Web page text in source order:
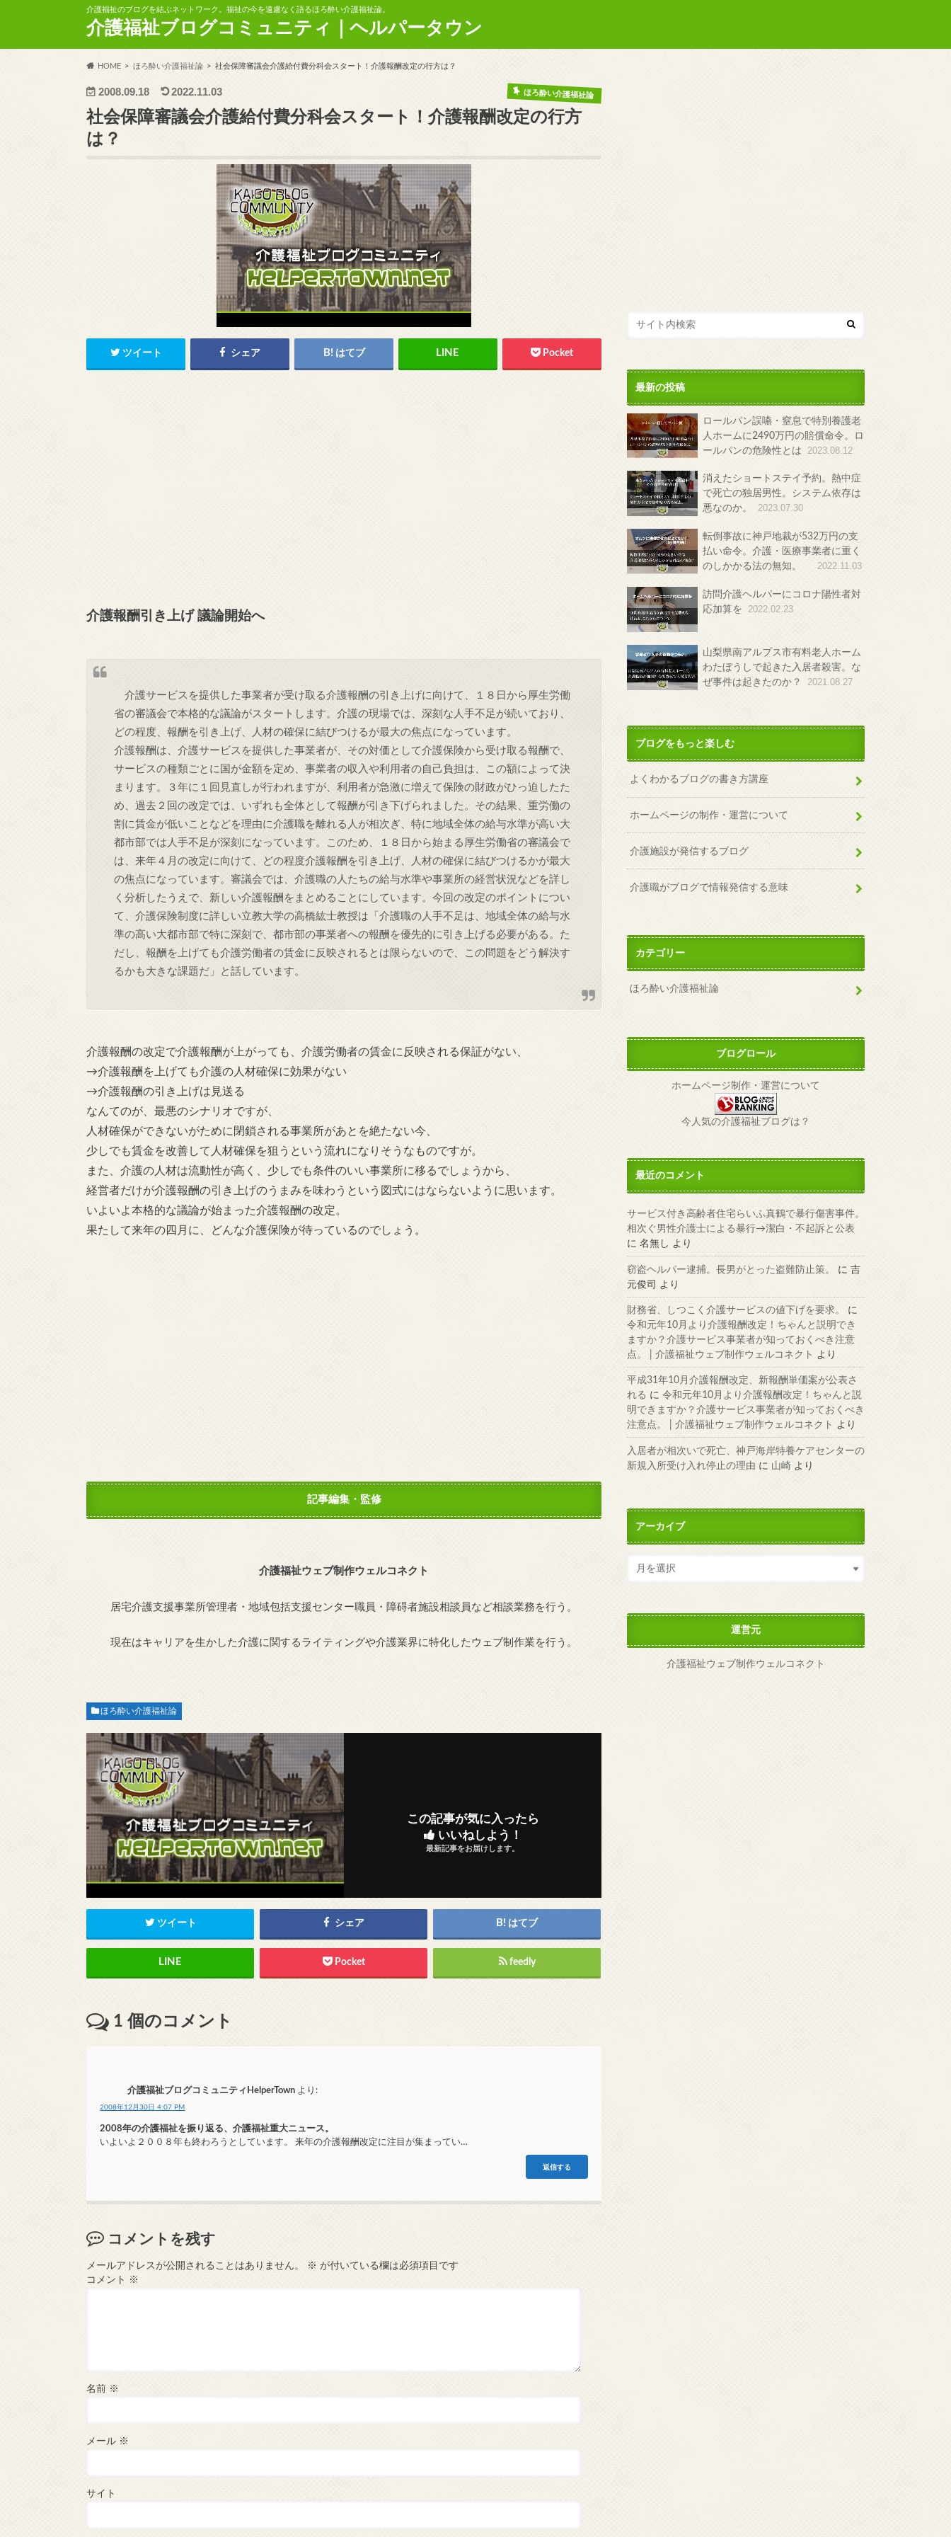
介護福祉のブログを結ぶネットワーク。福祉の今を遠慮なく語るほろ酔い介護福祉論。
介護福祉ブログコミュニティ｜ヘルパータウン
HOME ほろ酔い介護福祉論 社会保障審議会介護給付費分科会スタート！介護報酬改定の行方は？
2008.09.18 2022.11.03 ほろ酔い介護福祉論
社会保障審議会介護給付費分科会スタート！介護報酬改定の行方
は？
ツイート シェア はてブ Pocket
介護報酬引き上げ 議論開始へ
介護サービスを提供した事業者が受け取る介護報酬の引き上げに向けて、１８日から厚生労働
省の審議会で本格的な議論がスタートします。介護の現場では、深刻な人手不足が続いており、
どの程度、報酬を引き上げ、人材の確保に結びつけるが最大の焦点になっています。
介護報酬は、介護サービスを提供した事業者が、その対価として介護保険から受け取る報酬で、
サービスの種類ごとに国が金額を定め、事業者の収入や利用者の自己負担は、この額によって決
まります。３年に１回見直しが行われますが、利用者が急激に増えて保険の財政がひっ迫したた
め、過去２回の改定では、いずれも全体として報酬が引き下げられました。その結果、重労働の
割に賃金が低いことなどを理由に介護職を離れる人が相次ぎ、特に地域全体の給与水準が高い大
都市部では人手不足が深刻になっています。このため、１８日から始まる厚生労働省の審議会で
は、来年４月の改定に向けて、どの程度介護報酬を引き上げ、人材の確保に結びつけるかが最大
の焦点になっています。審議会では、介護職の人たちの給与水準や事業所の経営状況などを詳し
く分析したうえで、新しい介護報酬をまとめることにしています。今回の改定のポイントについ
て、介護保険制度に詳しい立教大学の高橋紘士教授は「介護職の人手不足は、地域全体の給与水
準の高い大都市部で特に深刻で、都市部の事業者への報酬を優先的に引き上げる必要がある。た
だし、報酬を上げても介護労働者の賃金に反映されるとは限らないので、この問題をどう解決す
るかも大きな課題だ」と話しています。
介護報酬の改定で介護報酬が上がっても、介護労働者の賃金に反映される保証がない、
→介護報酬を上げても介護の人材確保に効果がない
→介護報酬の引き上げは見送る
なんてのが、最悪のシナリオですが、
人材確保ができないがために閉鎖される事業所があとを絶たない今、
少しでも賃金を改善して人材確保を狙うという流れになりそうなものですが。
また、介護の人材は流動性が高く、少しでも条件のいい事業所に移るでしょうから、
経営者だけが介護報酬の引き上げのうまみを味わうという図式にはならないように思います。
いよいよ本格的な議論が始まった介護報酬の改定。
果たして来年の四月に、どんな介護保険が待っているのでしょう。
記事編集・監修
介護福祉ウェブ制作ウェルコネクト
居宅介護支援事業所管理者・地域包括支援センター職員・障碍者施設相談員など相談業務を行う。
現在はキャリアを生かした介護に関するライティングや介護業界に特化したウェブ制作業を行う。
ほろ酔い介護福祉論
この記事が気に入ったら
いいねしよう！
最新記事をお届けします。
ツイート シェア はてブ
Pocket feedly
1 個のコメント
介護福祉ブログコミュニティHelperTown より:
2008年12月30日 4:07 PM
2008年の介護福祉を振り返る、介護福祉重大ニュース。
いよいよ２００８年も終わろうとしています。 来年の介護報酬改定に注目が集まってい…
返信する
コメントを残す
メールアドレスが公開されることはありません。 ※ が付いている欄は必須項目です
コメント
※
名前 ※
メール ※
サイト
最新の投稿
ロールパン誤嚥・窒息で特別養護老
人ホームに2490万円の賠償命令。ロ
ールパンの危険性とは
2023.08.12
消えたショートステイ予約。熱中症
で死亡の独居男性。システム依存は
悪なのか。
2023.07.30
転倒事故に神戸地裁が532万円の支
払い命令。介護・医療事業者に重く
のしかかる法の無知。
2022.11.03
訪問介護ヘルパーにコロナ陽性者対
応加算を
2022.02.23
山梨県南アルプス市有料老人ホーム
わたぼうしで起きた入居者殺害。な
ぜ事件は起きたのか？
2021.08.27
ブログをもっと楽しむ
よくわかるブログの書き方講座
ホームページの制作・運営について
介護施設が発信するブログ
介護職がブログで情報発信する意味
カテゴリー
ほろ酔い介護福祉論
ブログロール
ホームページ制作・運営について
今人気の介護福祉ブログは？
最近のコメント
サービス付き高齢者住宅らいふ真鶴で暴行傷害事件。
相次ぐ男性介護士による暴行→潔白・不起訴と公表
に 名無し より
窃盗ヘルパー逮捕。長男がとった盗難防止策。 に 吉
元俊司 より
財務省、しつこく介護サービスの値下げを要求。
に
令和元年10月より介護報酬改定！ちゃんと説明でき
ますか？介護サービス事業者が知っておくべき注意
点。 | 介護福祉ウェブ制作ウェルコネクト より
平成31年10月介護報酬改定、新報酬単価案が公表さ
れる に 令和元年10月より介護報酬改定！ちゃんと説
明できますか？介護サービス事業者が知っておくべき
注意点。 | 介護福祉ウェブ制作ウェルコネクト より
入居者が相次いで死亡、神戸海岸特養ケアセンターの
新規入所受け入れ停止の理由 に 山崎 より
アーカイブ
運営元
介護福祉ウェブ制作ウェルコネクト